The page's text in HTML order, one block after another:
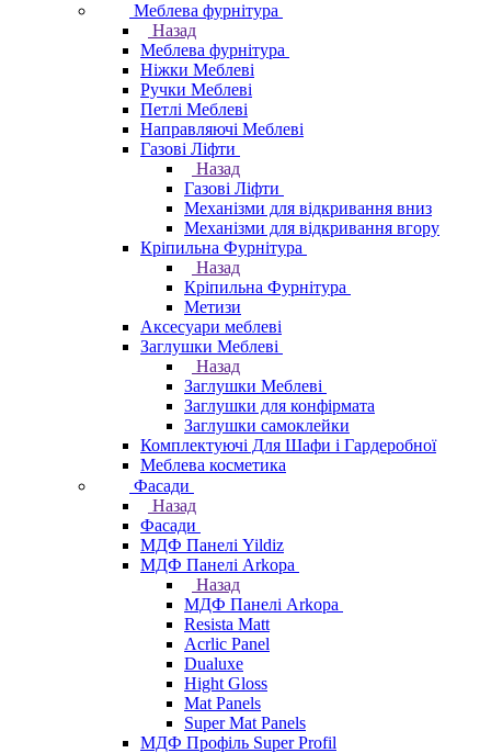
Меблева фурнітура
Назад
Меблева фурнітура
Ніжки Меблеві
Ручки Меблеві
Петлі Меблеві
Направляючі Меблеві
Газові Ліфти
Назад
Газові Ліфти
Механізми для відкривання вниз
Механізми для відкривання вгору
Кріпильна Фурнітура
Назад
Кріпильна Фурнітура
Метизи
Аксесуари меблеві
Заглушки Меблеві
Назад
Заглушки Меблеві
Заглушки для конфірмата
Заглушки самоклейки
Комплектуючі Для Шафи і Гардеробної
Меблева косметика
Фасади
Назад
Фасади
МДФ Панелі Yildiz
МДФ Панелі Arkopa
Назад
МДФ Панелі Arkopa
Resista Matt
Acrlic Panel
Dualuxe
Hight Gloss
Mat Panels
Super Mat Panels
МДФ Профіль Super Profil